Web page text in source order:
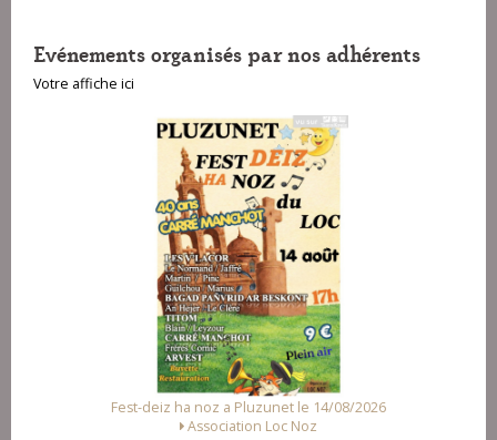
Evénements organisés par nos adhérents
Votre affiche ici
ha noz a Pluzunet le 14/08/2026